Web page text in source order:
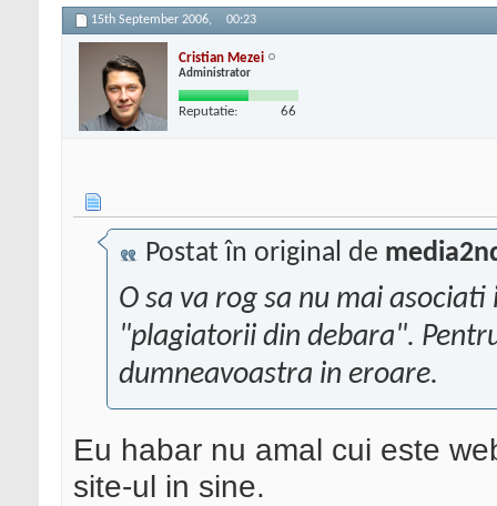
15th September 2006, 00:23
Cristian Mezei
Administrator
Reputatie: 66
Postat în original de
O sa va rog sa nu mai
"plagiatorii din debara".
dumneavoastra in eroare.
Eu habar nu amal cui este
site-ul in sine.